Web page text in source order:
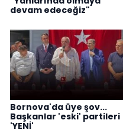
devam edeceğiz"
Bornova'da üye şov...
Başkanlar 'eski' partileri
'YENİ'